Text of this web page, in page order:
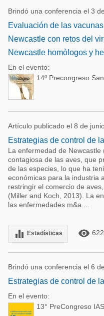
Brindó una conferencia el 3
Evaluación de las
Newcastle con retos del
Newcastle homòlogos y
En el evento:
14º Precongreso
Artículo publicado el 8 de
Estrategias de control de
La enfermedad de
contagiosa de las aves, que
de las especies, lo que ha
económicas para la industria
restringir el comercio de
(Miller and Koch, 2013). La
las enfermedades m&a ...
equalizer Estadísticas remove_red_eye 622
Brindó una conferencia el 6
Estrategias de control de
En el evento:
13° PreCongreso